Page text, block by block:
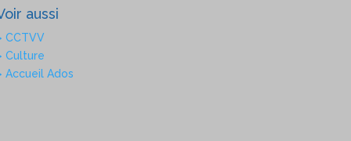
aussi
CCTVV
Culture
Accueil Ados